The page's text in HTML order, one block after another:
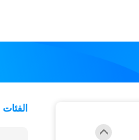
الفئات